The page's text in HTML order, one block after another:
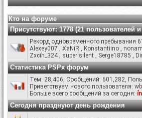
Кто на форуме
Присутствуют: 1778 (21 пользователей и
Рекорд одновременного пребывания
Alexey007 , XaNiR , Konstantiino ,
Zxcih_324 , super silent , Serge18785 ,
Статистика PSPx форум
Тем: 28,406, Сообщений: 601,282,
Приветствуем нового пользователя:
Больше всего сообщений за сегодня:
Сегодня празднуют день рождения